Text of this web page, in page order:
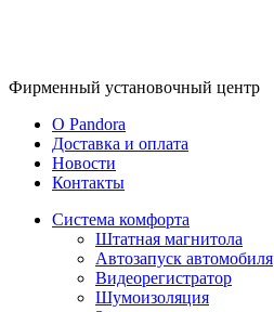
Фирменный установочный центр
O Pandora
Доставка и оплата
Новости
Контакты
Система комфорта
Штатная магнитола
Автозапуск автомобиля
Видеорегистратор
Шумоизоляция